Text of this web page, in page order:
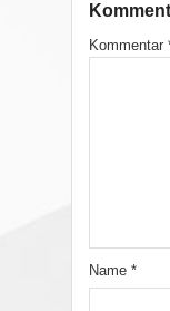
Kommentar
Name *